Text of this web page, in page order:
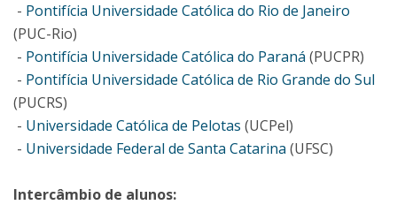
- Pontifícia Universidade Católica do Rio de Janeiro
(PUC-Rio)
- Pontifícia Universidade Católica do Paraná (PUCPR)
- Pontifícia Universidade Católica de Rio Grande do Sul
(PUCRS)
- Universidade Católica de Pelotas (UCPel)
- Universidade Federal de Santa Catarina (UFSC)
Intercâmbio de alunos: